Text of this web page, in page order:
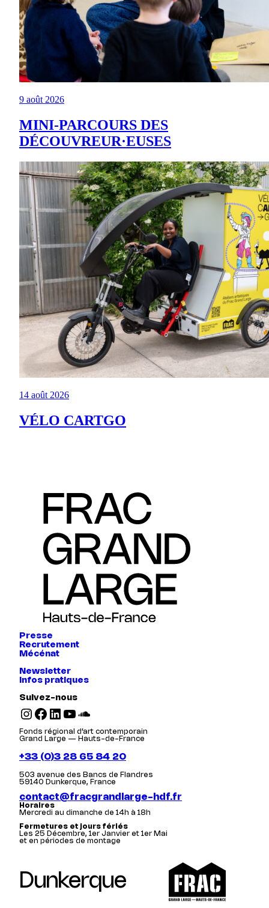
9 août 2026
MINI-PARCOURS DES
DÉCOUVREUR·EUSES
14 août 2026
VÉLO CARTGO
Presse
Recrutement
Mécénat
Newsletter
Infos pratiques
Suivez-nous
Instagram Facebook LinkedIn YouTube SoundCloud
Fonds régional d’art contemporain
Grand Large — Hauts-de-France
+33 (0)3 28 65 84 20
503 avenue des Bancs de Flandres
59140 Dunkerque, France
contact@fracgrandlarge-hdf.fr
Horaires
Mercredi au dimanche de 14h à 18h
Fermetures et jours fériés
Les 25 Décembre, 1er Janvier et 1er Mai
et en périodes de montage
Dunkerque